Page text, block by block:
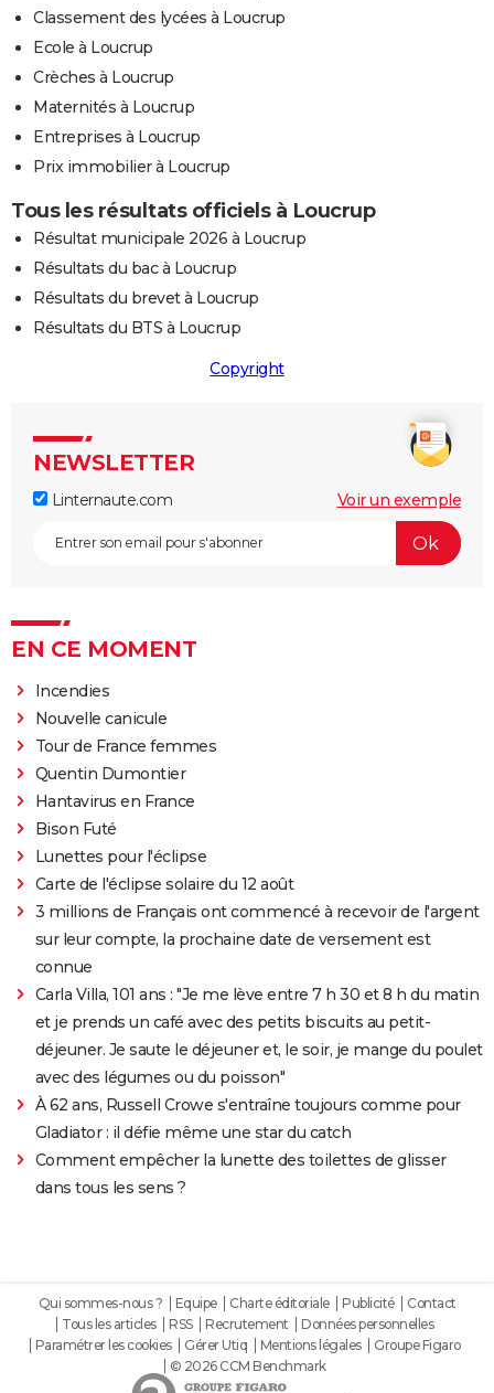
Classement des lycées à Loucrup
Ecole à Loucrup
Crèches à Loucrup
Maternités à Loucrup
Entreprises à Loucrup
Prix immobilier à Loucrup
Tous les résultats officiels à Loucrup
Résultat municipale 2026 à Loucrup
Résultats du bac à Loucrup
Résultats du brevet à Loucrup
Résultats du BTS à Loucrup
Copyright
NEWSLETTER
Linternaute.com Voir un exemple
EN CE MOMENT
Incendies
Nouvelle canicule
Tour de France femmes
Quentin Dumontier
Hantavirus en France
Bison Futé
Lunettes pour l'éclipse
Carte de l'éclipse solaire du 12 août
3 millions de Français ont commencé à recevoir de l'argent
sur leur compte, la prochaine date de versement est
connue
Carla Villa, 101 ans : "Je me lève entre 7 h 30 et 8 h du matin
et je prends un café avec des petits biscuits au petit-
déjeuner. Je saute le déjeuner et, le soir, je mange du poulet
avec des légumes ou du poisson"
À 62 ans, Russell Crowe s'entraîne toujours comme pour
Gladiator : il défie même une star du catch
Comment empêcher la lunette des toilettes de glisser
dans tous les sens ?
Qui sommes-nous ? Equipe Charte éditoriale Publicité
Contact
Tous les articles
RSS Recrutement
Données personnelles
Paramétrer les cookies
Gérer Utiq Mentions légales
Groupe Figaro
© 2026 CCM Benchmark